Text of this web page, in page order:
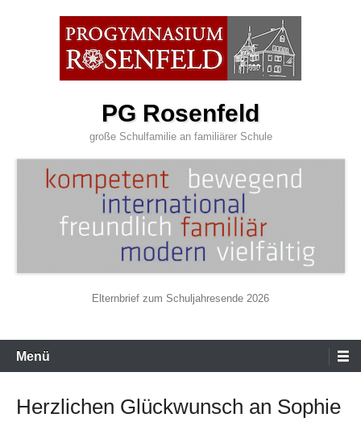
PG Rosenfeld
große Schulfamilie an familiärer Schule
Elternbrief zum Schuljahresende 2026
Primäres
Menü
Menü
Herzlichen Glückwunsch an Sophie